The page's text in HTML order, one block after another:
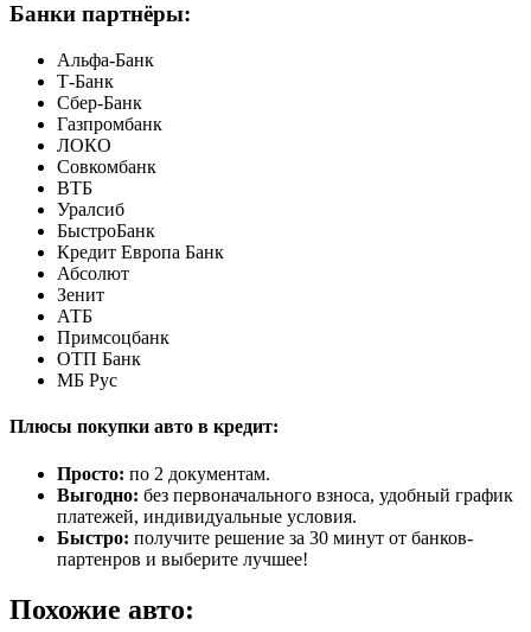
Банки партнёры:
Альфа-Банк
Т-Банк
Сбер-Банк
Газпромбанк
ЛОКО
Совкомбанк
ВТБ
Уралсиб
БыстроБанк
Кредит Европа Банк
Абсолют
Зенит
АТБ
Примсоцбанк
ОТП Банк
МБ Рус
Плюсы покупки авто в кредит:
Просто: по 2 документам.
Выгодно: без первоначального взноса, удобный график
платежей, индивидуальные условия.
Быстро: получите решение за 30 минут от банков-
партенров и выберите лучшее!
Похожие авто: